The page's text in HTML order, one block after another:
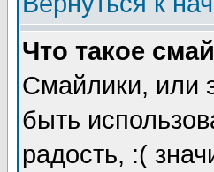
Что такое
Смайлики, или
быть
радость, :(